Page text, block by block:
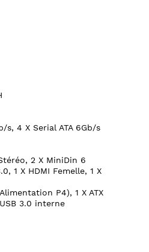
s, 4 X Serial ATA 6Gb/s
2 X MiniDin 6
1 X HDMI Femelle, 1 X
P4), 1 X ATX
3.0 interne